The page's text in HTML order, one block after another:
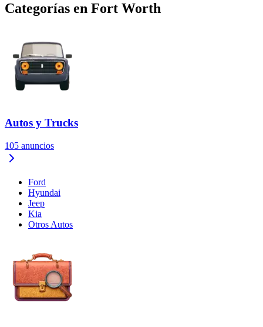
Categorías en Fort Worth
Autos y Trucks
105 anuncios
Ford
Hyundai
Jeep
Kia
Otros Autos